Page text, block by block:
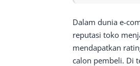
Dalam dunia e-
reputasi toko
mendapatkan
calon pembeli. Di